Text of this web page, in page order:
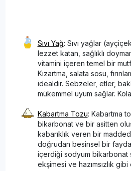
Sıvı Yağ: Sıvı yağlar
lezzet katan, sağlıklı
vitamini içeren temel bir
Kızartma, salata sosu,
idealdir. Sebzeler, etler,
mükemmel uyum sağlar.
Kabartma Tozu: Kabartma
bikarbonat ve bir asitten
kabarıklık veren bir
doğrudan besinsel bir
içerdiği sodyum bikarbonat
ekşimesi ve hazımsızlık